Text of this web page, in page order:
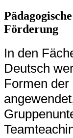
Förderung
In den
Deutsch
Formen